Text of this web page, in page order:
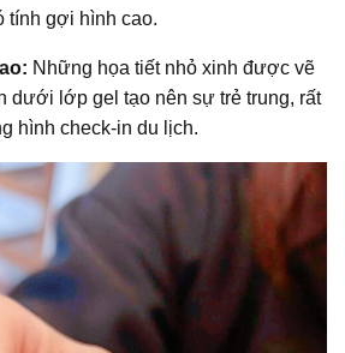
tính gợi hình cao.
Những họa tiết nhỏ xinh được vẽ
dưới lớp gel tạo nên sự trẻ trung, rất
hình check-in du lịch.